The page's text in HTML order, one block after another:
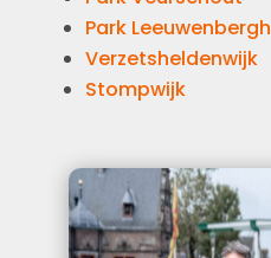
Park Leeuwenbergh
Verzetsheldenwijk
Stompwijk